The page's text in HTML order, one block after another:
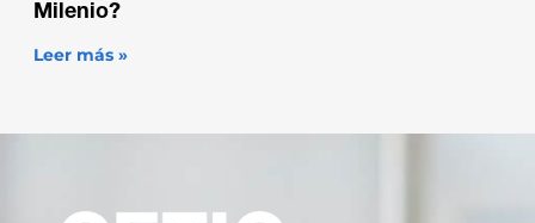
Milenio?
Leer más »